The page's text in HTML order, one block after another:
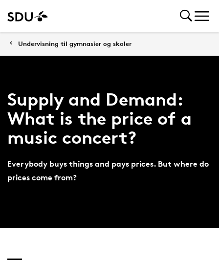
Undervisning til gymnasier og skoler
Supply and Demand:
What is the price of a
music concert?
Everybody buys things and pays prices. But where do
prices come from?